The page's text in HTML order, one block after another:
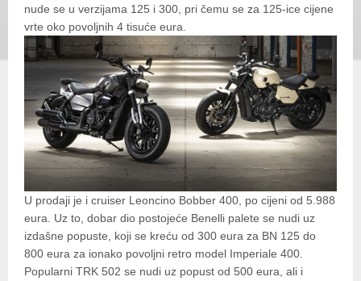
nude se u verzijama 125 i 300, pri čemu se za 125-ice cijene
vrte oko povoljnih 4 tisuće eura.
U prodaji je i cruiser Leoncino Bobber 400, po cijeni od 5.988
eura. Uz to, dobar dio postojeće Benelli palete se nudi uz
izdašne popuste, koji se kreću od 300 eura za BN 125 do
800 eura za ionako povoljni retro model Imperiale 400.
Popularni TRK 502 se nudi uz popust od 500 eura, ali i